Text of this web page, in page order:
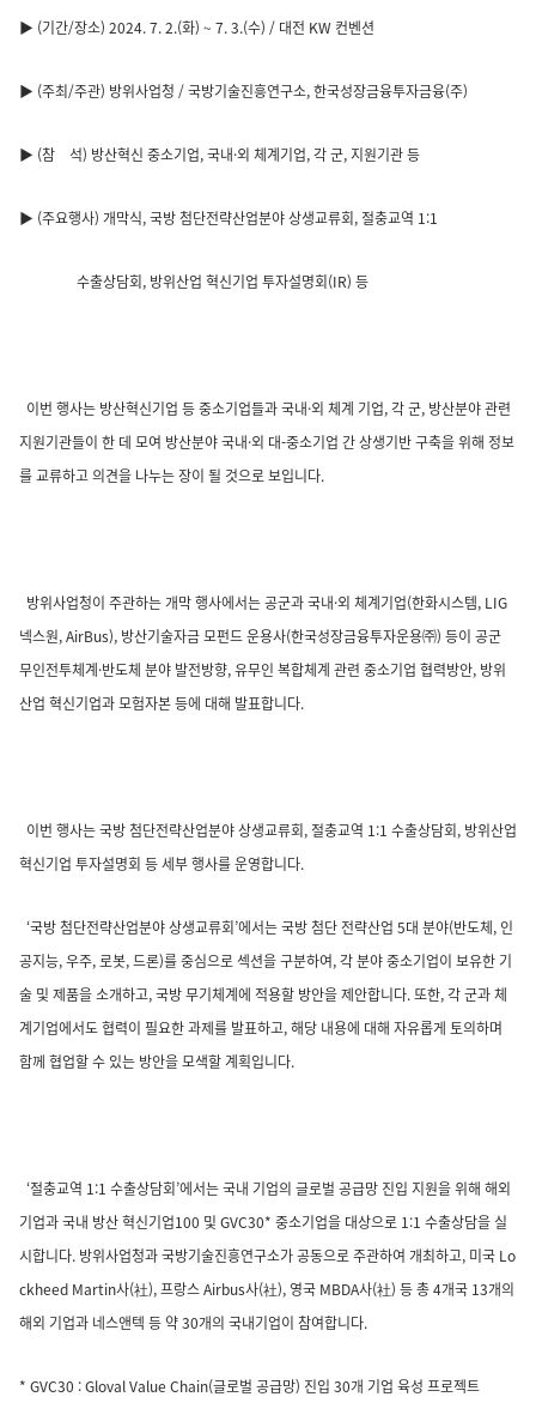
▶ (기간/장소) 2024. 7. 2.(화) ~ 7. 3.(수) / 대전 KW 컨벤션
▶ (주최/주관) 방위사업청 / 국방기술진흥연구소, 한국성장금융투자금융(주)
▶ (참 석) 방산혁신 중소기업, 국내·외 체계기업, 각 군, 지원기관 등
▶ (주요행사) 개막식, 국방 첨단전략산업분야 상생교류회, 절충교역 1:1
수출상담회, 방위산업 혁신기업 투자설명회(IR) 등
이번 행사는 방산혁신기업 등 중소기업들과 국내·외 체계 기업, 각 군, 방산분야 관련
지원기관들이 한 데 모여 방산분야 국내·외 대-중소기업 간 상생기반 구축을 위해 정보
를 교류하고 의견을 나누는 장이 될 것으로 보입니다.
방위사업청이 주관하는 개막 행사에서는 공군과 국내·외 체계기업(한화시스템, LIG
넥스원, AirBus), 방산기술자금 모펀드 운용사(한국성장금융투자운용㈜) 등이 공군
무인전투체계·반도체 분야 발전방향, 유무인 복합체계 관련 중소기업 협력방안, 방위
산업 혁신기업과 모험자본 등에 대해 발표합니다.
이번 행사는 국방 첨단전략산업분야 상생교류회, 절충교역 1:1 수출상담회, 방위산업
혁신기업 투자설명회 등 세부 행사를 운영합니다.
‘국방 첨단전략산업분야 상생교류회’에서는 국방 첨단 전략산업 5대 분야(반도체, 인
공지능, 우주, 로봇, 드론)를 중심으로 섹션을 구분하여, 각 분야 중소기업이 보유한 기
술 및 제품을 소개하고, 국방 무기체계에 적용할 방안을 제안합니다. 또한, 각 군과 체
계기업에서도 협력이 필요한 과제를 발표하고, 해당 내용에 대해 자유롭게 토의하며
함께 협업할 수 있는 방안을 모색할 계획입니다.
‘절충교역 1:1 수출상담회’에서는 국내 기업의 글로벌 공급망 진입 지원을 위해 해외
기업과 국내 방산 혁신기업100 및 GVC30* 중소기업을 대상으로 1:1 수출상담을 실
시합니다. 방위사업청과 국방기술진흥연구소가 공동으로 주관하여 개최하고, 미국 Lo
ckheed Martin사(社), 프랑스 Airbus사(社), 영국 MBDA사(社) 등 총 4개국 13개의
해외 기업과 네스앤텍 등 약 30개의 국내기업이 참여합니다.
* GVC30 : Gloval Value Chain(글로벌 공급망) 진입 30개 기업 육성 프로젝트